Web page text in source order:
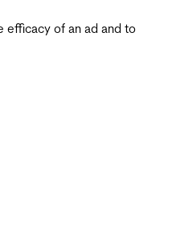
efficacy of an ad and to